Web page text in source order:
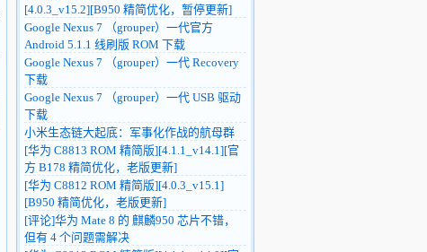
[4.0.3_v15.2][B950 精简优化，暂停更新]
Google Nexus 7 （grouper）一代官方
Android 5.1.1 线刷版 ROM 下载
Google Nexus 7 （grouper）一代 Recovery
下载
Google Nexus 7 （grouper）一代 USB 驱动
下载
小米生态链大起底：军事化作战的航母群
[华为 C8813 ROM 精简版][4.1.1_v14.1][官
方 B178 精简优化，老版更新]
[华为 C8812 ROM 精简版][4.0.3_v15.1]
[B950 精简优化，老版更新]
[评论]华为 Mate 8 的 麒麟950 芯片不错，
但有 4 个问题需解决